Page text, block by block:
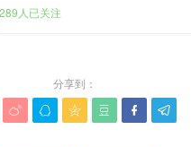
人已关注
分享到：
     